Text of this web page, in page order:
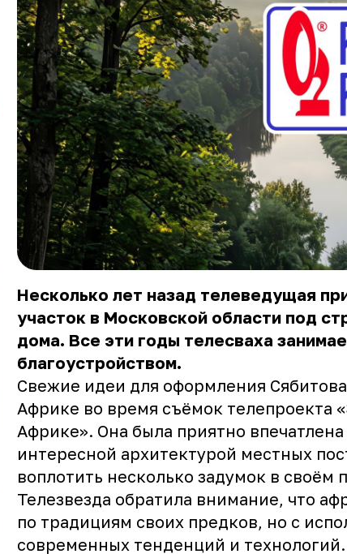
Несколько лет назад телеведущая
участок в Московской области под
дома. Все эти годы телесваха
благоустройством.
Свежие идеи для оформления
Африке во время съёмок телепроекта
Африке». Она была приятно
интересной архитектурой местных
воплотить несколько задумок в своём
Телезвезда обратила внимание, что
по традициям своих предков, но с
современных тенденций и технологий.